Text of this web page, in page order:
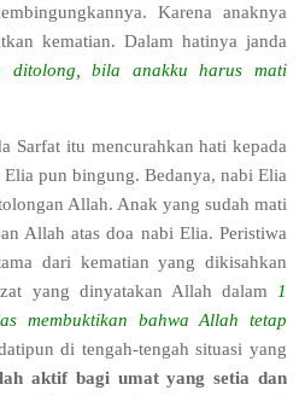
Karena anaknya
kematian. Dalam hatinya janda
ditolong, bila anakku harus mati
Sarfat itu mencurahkan hati kepada
pun bingung. Bedanya, nabi Elia
Allah. Anak yang sudah mati
Allah atas doa nabi Elia. Peristiwa
dari kematian yang dikisahkan
yang dinyatakan Allah dalam
1
membuktikan bahwa Allah tetap
di tengah-tengah situasi yang
aktif bagi umat yang setia dan